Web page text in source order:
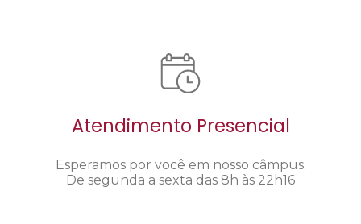
Atendimento Presencial
Esperamos por você em nosso câmpus.
De segunda a sexta das 8h às 22h16